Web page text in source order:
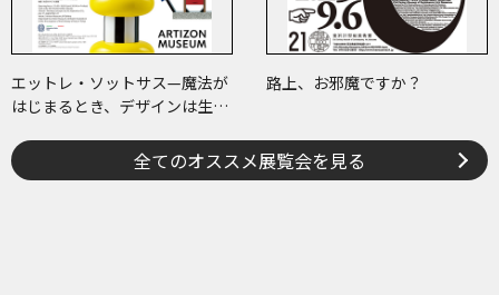
エットレ・ソットサス—魔法が
はじまるとき、デザインは生ま
路上、お邪魔ですか？
全てのオススメ展覧会を見る